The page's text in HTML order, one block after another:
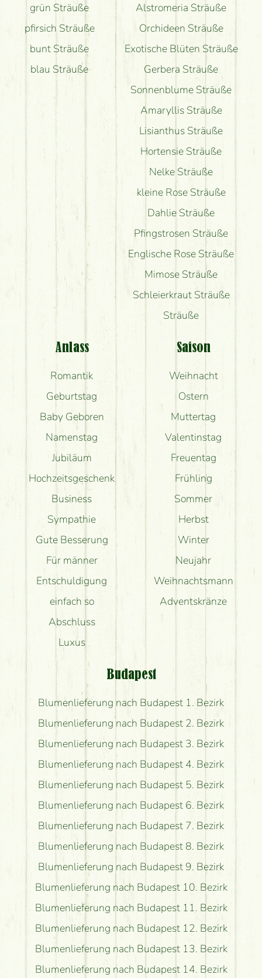
grün Sträuße
pfirsich Sträuße
bunt Sträuße
blau Sträuße
Alstromeria Sträuße
Orchideen Sträuße
Exotische Blüten Sträuße
Gerbera Sträuße
Sonnenblume Sträuße
Amaryllis Sträuße
Lisianthus Sträuße
Hortensie Sträuße
Nelke Sträuße
kleine Rose Sträuße
Dahlie Sträuße
Pfingstrosen Sträuße
Englische Rose Sträuße
Mimose Sträuße
Schleierkraut Sträuße
Sträuße
Anlass
Romantik
Geburtstag
Baby Geboren
Namenstag
Jubiläum
Hochzeitsgeschenk
Business
Sympathie
Gute Besserung
Für männer
Entschuldigung
einfach so
Abschluss
Luxus
Saison
Weihnacht
Ostern
Muttertag
Valentinstag
Freuentag
Frühling
Sommer
Herbst
Winter
Neujahr
Weihnachtsmann
Adventskränze
Budapest
Blumenlieferung nach Budapest 1. Bezirk
Blumenlieferung nach Budapest 2. Bezirk
Blumenlieferung nach Budapest 3. Bezirk
Blumenlieferung nach Budapest 4. Bezirk
Blumenlieferung nach Budapest 5. Bezirk
Blumenlieferung nach Budapest 6. Bezirk
Blumenlieferung nach Budapest 7. Bezirk
Blumenlieferung nach Budapest 8. Bezirk
Blumenlieferung nach Budapest 9. Bezirk
Blumenlieferung nach Budapest 10. Bezirk
Blumenlieferung nach Budapest 11. Bezirk
Blumenlieferung nach Budapest 12. Bezirk
Blumenlieferung nach Budapest 13. Bezirk
Blumenlieferung nach Budapest 14. Bezirk